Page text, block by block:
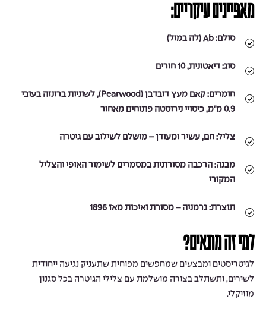
מאפיינים עיקריים:
סולם:
סוג: דיאטונית, 10 חורים
חומרים:
קאם מעץ דובדבן (Pearwood), לשוניות ברונזה בעובי
0.9 מ״מ, כיסויי נירוסטה פתוחים מאחור
צליל: חם, עשיר ומעודן – מושלם לשילוב עם גיטרה
מבנה: הרכבה מסורתית במסמרים לשימור האופי והצליל
המקורי
תוצרת:גרמניה – מסורת ואיכות מאז 1896
למי זה מתאים?
לגיטריסטים ומבצעים שמחפשים מפוחית שתעניק נגיעה ייחודית
לשירים, ותשתלב בצורה מושלמת עם צלילי הגיטרה בכל סגנון
מוזיקלי.